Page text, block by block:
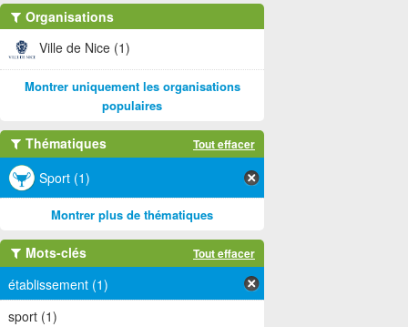
Organisations
Ville de Nice (1)
Montrer uniquement les organisations
populaires
Thématiques Tout effacer
Sport (1)
Montrer plus de thématiques
Mots-clés Tout effacer
établissement (1)
sport (1)